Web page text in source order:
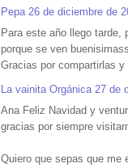
Pepa 26 de diciembre de
Para este año llego tarde,
porque se ven
Gracias por compartirlas y
La vainita Orgánica 27 de
Ana Feliz Navidad y
gracias por siempre
Quiero que sepas que me